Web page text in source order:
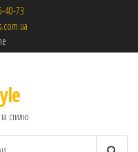
40-73
стилю